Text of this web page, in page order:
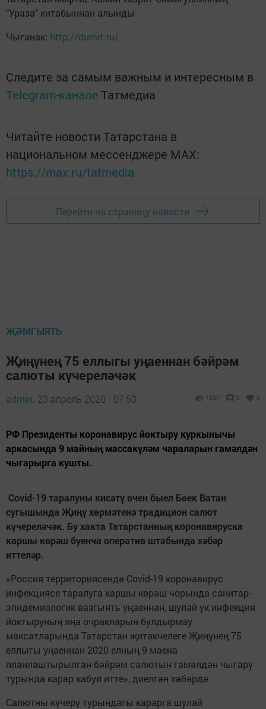
"Ураза" китабыннан алынды
Чыганак: http://dumrt.ru/
Следите за самым важным и интересным в
Telegram-канале Татмедиа
Читайте новости Татарстана в
национальном мессенджере MАХ:
https://max.ru/tatmedia
Перейти на страницу новости
ҖӘМГЫЯТЬ
Җиңүнең 75 еллыгы уңаеннан бәйрәм
салюты күчереләчәк
admin, 23 апрель 2020 - 07:50 1057 0 0
РФ Президенты коронавирус йоктыру куркынычы
аркасында 9 майның массакүләм чараларын гамәлдән
чыгарырга кушты.
Covid-19 таралуны кисәтү өчен быел Бөек Ватан
сугышында Җиңү хөрмәтенә традицион салют
күчереләчәк. Бу хакта Татарстанның коронавируска
каршы көрәш буенча оператив штабында хәбәр
иттеләр.
«Россия территориясендә Covid-19 коронавирус
инфекциясе таралуга каршы көрәш чорында санитар-
эпидемиологик вазгыять уңаеннан, шулай ук инфекция
йоктыруның яңа очракларын булдырмау
максатларында Татарстан җитәкчелеге Җиңүнең 75
еллыгы уңаеннан 2020 елның 9 маена
планлаштырылган бәйрәм салютын гамәлдән чыгару
турында карар кабул итте», диелгән хәбәрдә.
Салютны күчерү турындагы карарга шулай